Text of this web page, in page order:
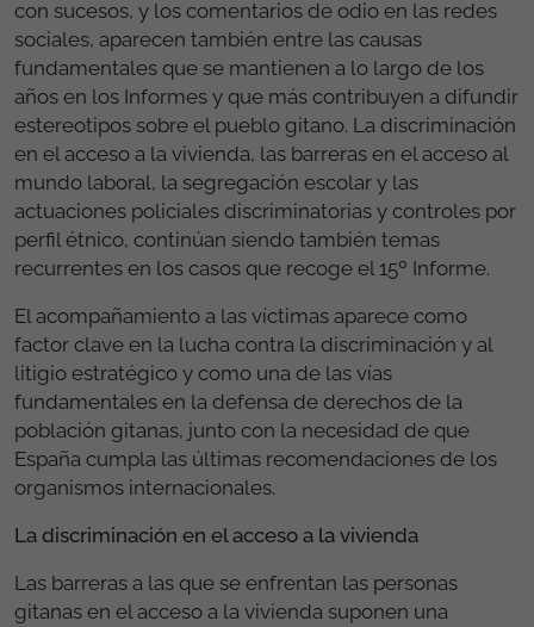
con sucesos, y los comentarios de odio en las redes
sociales, aparecen también entre las causas
fundamentales que se mantienen a lo largo de los
años en los Informes y que más contribuyen a difundir
estereotipos sobre el pueblo gitano. La discriminación
en el acceso a la vivienda, las barreras en el acceso al
mundo laboral, la segregación escolar y las
actuaciones policiales discriminatorias y controles por
perfil étnico, continúan siendo también temas
recurrentes en los casos que recoge el 15º Informe.
El acompañamiento a las víctimas aparece como
factor clave en la lucha contra la discriminación y al
litigio estratégico y como una de las vías
fundamentales en la defensa de derechos de la
población gitanas, junto con la necesidad de que
España cumpla las últimas recomendaciones de los
organismos internacionales.
La discriminación en el acceso a la vivienda
Las barreras a las que se enfrentan las personas
gitanas en el acceso a la vivienda suponen una